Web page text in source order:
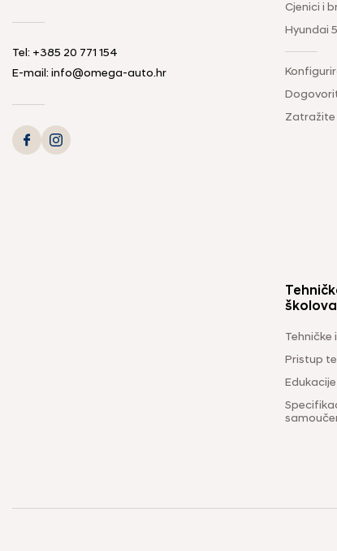
Tel: +385 20 771 154
E-mail: info@omega-auto.hr
Cjenici i
Hyundai
Zatražite
Tehničke
Pristup